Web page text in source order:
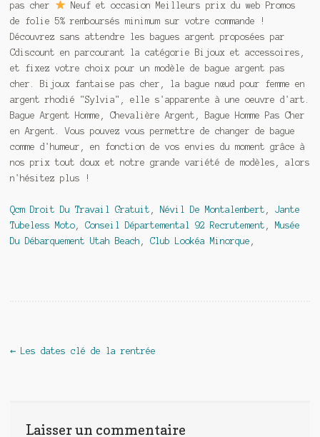
pas cher
Neuf et occasion Meilleurs prix du web Promos
de folie 5% remboursés minimum sur votre commande !
Découvrez sans attendre les bagues argent proposées par
Cdiscount en parcourant la catégorie Bijoux et accessoires,
et fixez votre choix pour un modèle de bague argent pas
cher. Bijoux fantaise pas cher, la bague nœud pour femme en
argent rhodié "Sylvia", elle s'apparente à une oeuvre d'art.
Bague Argent Homme, Chevalière Argent, Bague Homme Pas Cher
en Argent. Vous pouvez vous permettre de changer de bague
comme d'humeur, en fonction de vos envies du moment grâce à
nos prix tout doux et notre grande variété de modèles, alors
n'hésitez plus !
Qcm Droit Du Travail Gratuit Névil De Montalembert
Jante
Tubeless Moto, Conseil Départemental 92 Recrutement
Musée
Du Débarquement Utah Beach
Club Lookéa Minorque
Navigation de l'article
←Les dates clé de la rentrée
Laisser un commentaire